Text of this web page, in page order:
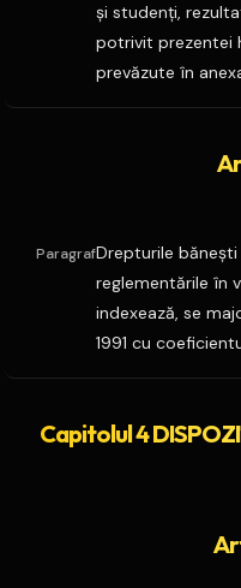
şi studenţi,
potrivit prezentei
prevăzute în
ParagrafDrepturile
reglementările în
indexează, se
1991 cu
Capitolul 4